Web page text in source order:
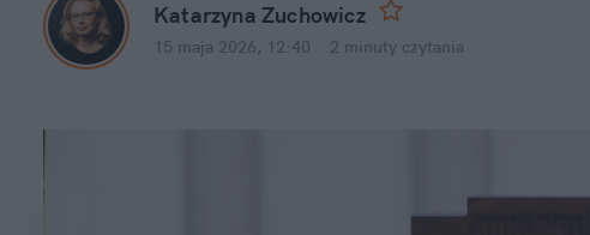
Katarzyna Zuchowicz
15 maja 2026, 12:40 2 minuty czytania